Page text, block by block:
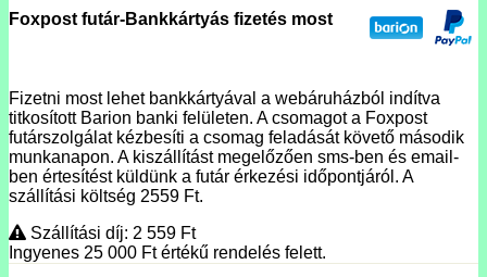
Foxpost futár-Bankkártyás fizetés most
Fizetni most lehet bankkártyával a webáruházból indítva
titkosított Barion banki felületen. A csomagot a Foxpost
futárszolgálat kézbesíti a csomag feladását követő második
munkanapon. A kiszállítást megelőzően sms-ben és email-
ben értesítést küldünk a futár érkezési időpontjáról. A
szállítási költség 2559 Ft.
Szállítási díj: 2 559 Ft
Ingyenes 25 000 Ftértékű rendelés felett.